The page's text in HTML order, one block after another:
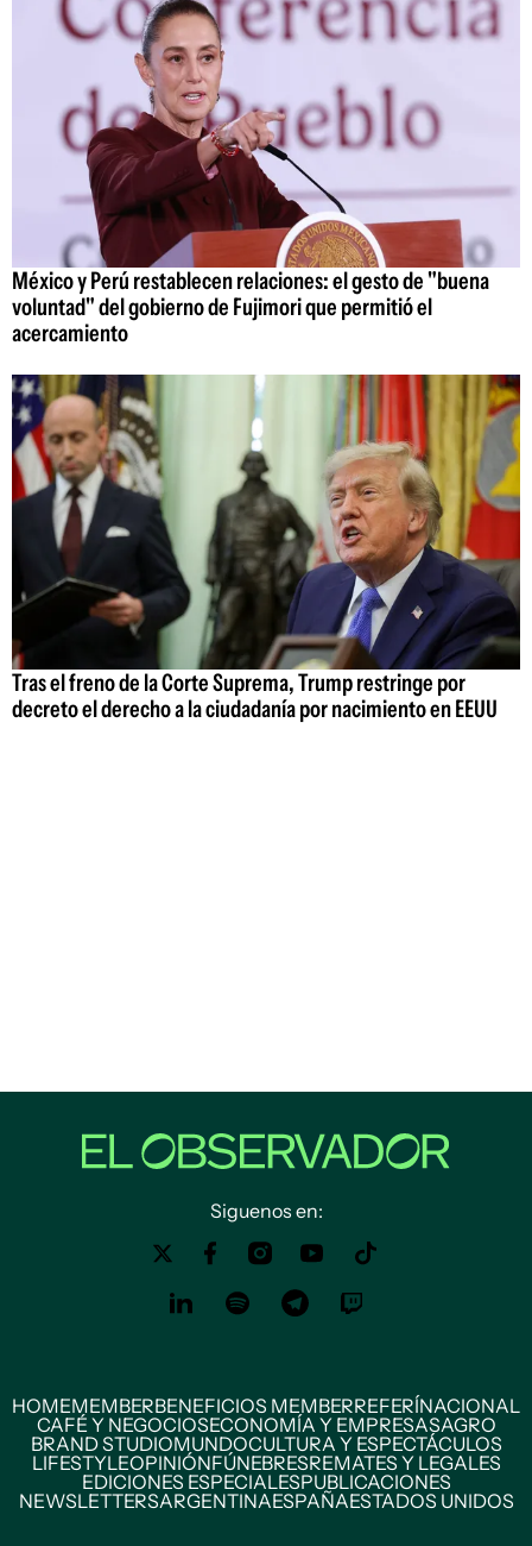
México y Perú restablecen relaciones: el gesto de "buena
voluntad" del gobierno de Fujimori que permitió el
acercamiento
Tras el freno de la Corte Suprema, Trump restringe por
decreto el derecho a la ciudadanía por nacimiento en EEUU
Siguenos en:
HOMEMEMBERBENEFICIOS MEMBERREFERÍNACIONAL
CAFÉ Y NEGOCIOSECONOMÍA Y EMPRESASAGRO
BRAND STUDIOMUNDOCULTURA Y ESPECTÁCULOS
LIFESTYLEOPINIÓNFÚNEBRESREMATES Y LEGALES
EDICIONES ESPECIALESPUBLICACIONES
NEWSLETTERSARGENTINAESPAÑAESTADOS UNIDOS